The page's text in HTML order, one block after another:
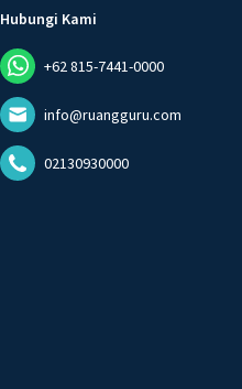
Hubungi Kami
+62 815-7441-0000
info@ruangguru.com
02130930000